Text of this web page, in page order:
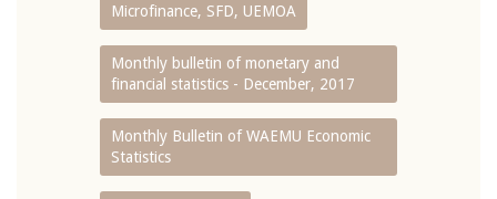
Microfinance, SFD, UEMOA
Monthly bulletin of monetary and
financial statistics - December, 2017
Monthly Bulletin of WAEMU Economic
Statistics